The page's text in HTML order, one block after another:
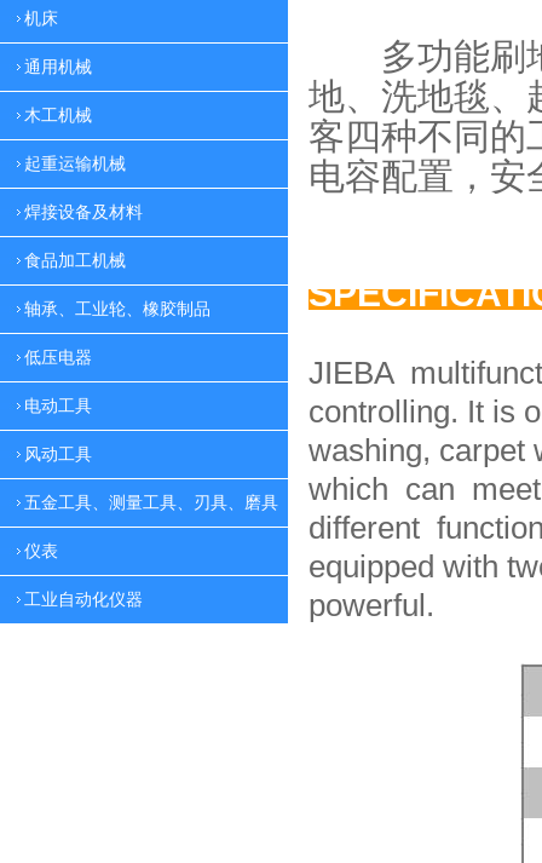
机床
通用机械
木工机械
起重运输机械
焊接设备及材料
食品加工机械
轴承、工业轮、橡胶制品
低压电器
电动工具
风动工具
五金工具、测量工具、刃具、磨具
仪表
工业自动化仪器
多功能刷地
地、 洗地毯、
客四种不同的
电容配置， 安
JIEBA
controlling. It is
washing, carpet
which can
different
equipped with
powerful.